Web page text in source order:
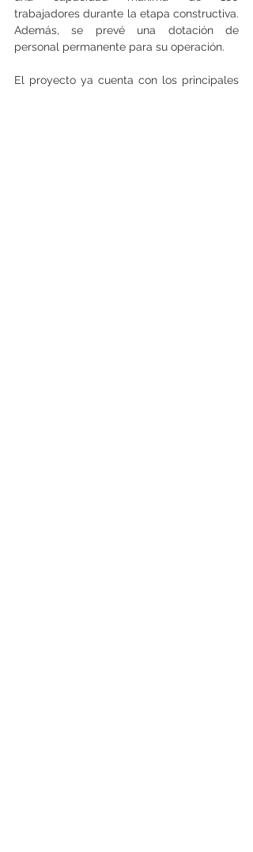
trabajadores durante la etapa constructiva.
Además, se prevé una dotación de
personal permanente para su operación.
El proyecto ya cuenta con los principales